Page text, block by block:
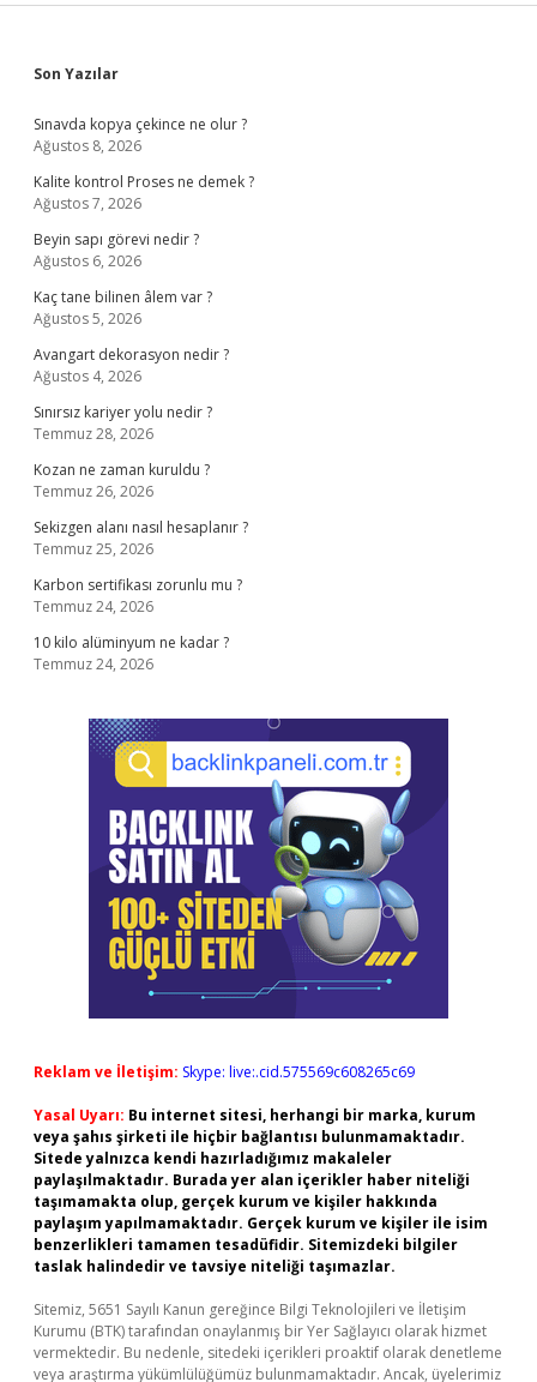
Sidebar
Son Yazılar
Sınavda kopya çekince ne olur ?
Ağustos 8, 2026
Kalite kontrol Proses ne demek ?
Ağustos 7, 2026
Beyin sapı görevi nedir ?
Ağustos 6, 2026
Kaç tane bilinen âlem var ?
Ağustos 5, 2026
Avangart dekorasyon nedir ?
Ağustos 4, 2026
Sınırsız kariyer yolu nedir ?
Temmuz 28, 2026
Kozan ne zaman kuruldu ?
Temmuz 26, 2026
Sekizgen alanı nasıl hesaplanır ?
Temmuz 25, 2026
Karbon sertifikası zorunlu mu ?
Temmuz 24, 2026
10 kilo alüminyum ne kadar ?
Temmuz 24, 2026
Reklam ve İletişim: Skype: live:.cid.575569c608265c69
Yasal Uyarı: Bu internet sitesi, herhangi bir marka, kurum
veya şahıs şirketi ile hiçbir bağlantısı bulunmamaktadır.
Sitede yalnızca kendi hazırladığımız makaleler
paylaşılmaktadır. Burada yer alan içerikler haber niteliği
taşımamakta olup, gerçek kurum ve kişiler hakkında
paylaşım yapılmamaktadır. Gerçek kurum ve kişiler ile isim
benzerlikleri tamamen tesadüfidir. Sitemizdeki bilgiler
taslak halindedir ve tavsiye niteliği taşımazlar.
Sitemiz, 5651 Sayılı Kanun gereğince Bilgi Teknolojileri ve İletişim
Kurumu (BTK) tarafından onaylanmış bir Yer Sağlayıcı olarak hizmet
vermektedir. Bu nedenle, sitedeki içerikleri proaktif olarak denetleme
veya araştırma yükümlülüğümüz bulunmamaktadır. Ancak, üyelerimiz